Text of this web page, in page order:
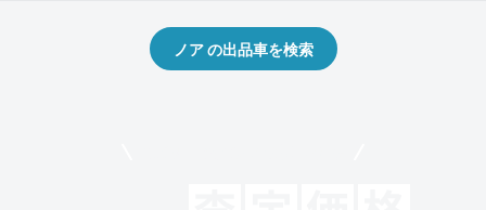
ノア の出品車を検索